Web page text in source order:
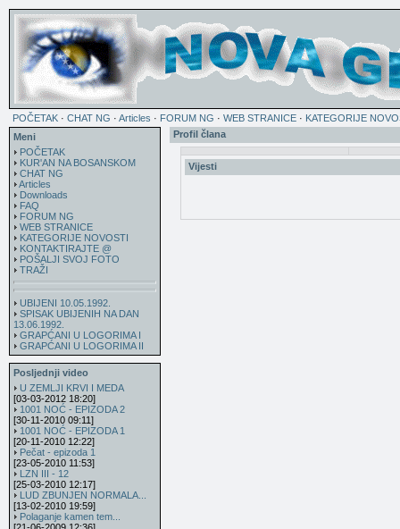
POČETAK · CHAT NG · Articles · FORUM NG · WEB STRANICE · KATEGORIJE
Meni
POČETAK
KUR'AN NA BOSANSKOM
CHAT NG
Articles
Downloads
FAQ
FORUM NG
WEB STRANICE
KATEGORIJE NOVOSTI
KONTAKTIRAJTE @
POŠALJI SVOJ FOTO
TRAŽI
UBIJENI 10.05.1992.
SPISAK UBIJENIH NA DAN
13.06.1992.
GRAPĆANI U LOGORIMA I
GRAPĆANI U LOGORIMA II
Posljednji video
U ZEMLJI KRVI I MEDA
[03-03-2012 18:20]
1001 NOĆ - EPIZODA 2
[30-11-2010 09:11]
1001 NOĆ - EPIZODA 1
[20-11-2010 12:22]
Pečat - epizoda 1
[23-05-2010 11:53]
LZN III - 12
[25-03-2010 12:17]
LUD ZBUNJEN NORMALA...
[13-02-2010 19:59]
Polaganje kamen tem...
Profil člana
Vijesti